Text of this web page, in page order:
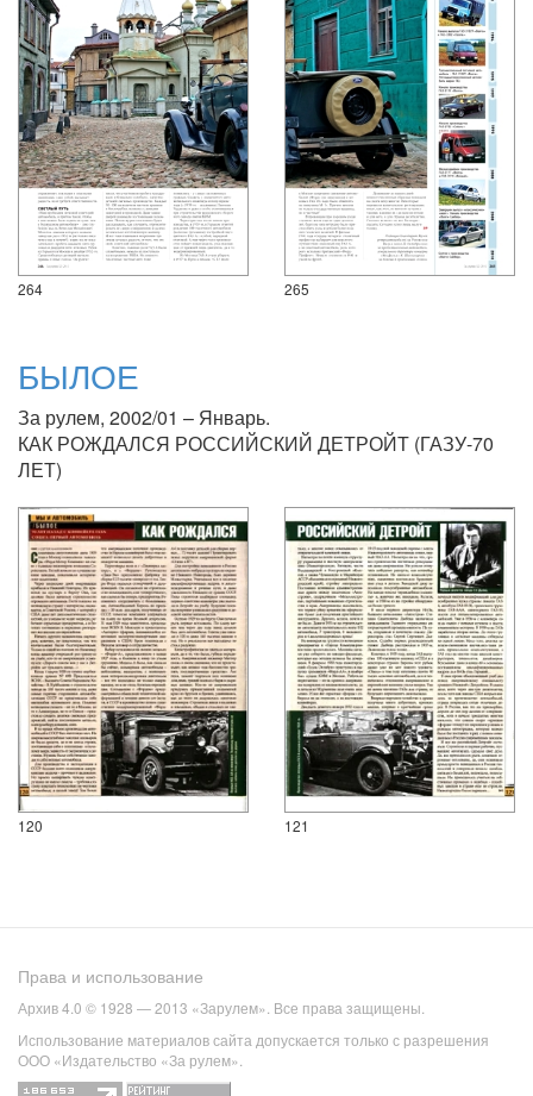
264 265
БЫЛОЕ
За рулем, 2002/01 – Январь.
КАК РОЖДАЛСЯ РОССИЙСКИЙ ДЕТРОЙТ (ГАЗУ-70
ЛЕТ)
120 121
Права и использование
Архив 4.0 © 1928 — 2013 «Зарулем». Все права защищены.
Использование материалов сайта допускается только с разрешения
ООО «Издательство «За рулем».